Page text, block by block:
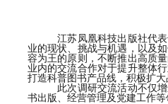
江苏凤凰科技出版社代
业的现状、挑战与机遇，以及
容为王的原则，不断推出高质
业内的交流合作对于提升整体
打造科普图书产品线，积极扩大
此次调研交流活动不仅
书出版、经营管理及党建工作